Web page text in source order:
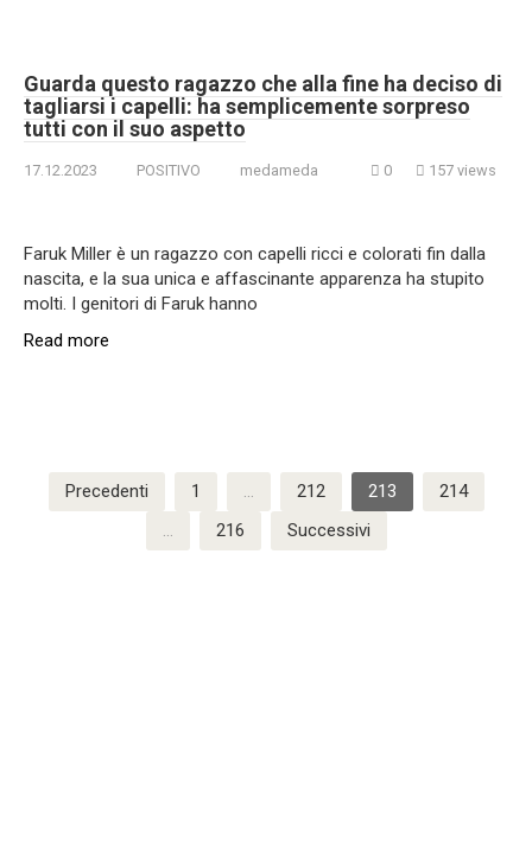
Guarda questo ragazzo che alla fine ha deciso di
tagliarsi i capelli: ha semplicemente sorpreso
tutti con il suo aspetto
17.12.2023 POSITIVO medameda 0 157 views
Faruk Miller è un ragazzo con capelli ricci e colorati fin dalla
nascita, e la sua unica e affascinante apparenza ha stupito
molti. I genitori di Faruk hanno
Read more
Paginazione
degli
Precedenti 1 … 212 213
214
…
216 Successivi